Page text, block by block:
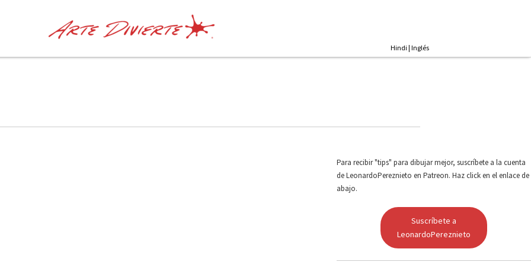
Hindi | Inglés
Para recibir "tips" para dibujar mejor, suscríbete a la cuenta
de LeonardoPereznieto en Patreon. Haz click en el enlace de
abajo.
Suscríbete a
LeonardoPereznieto